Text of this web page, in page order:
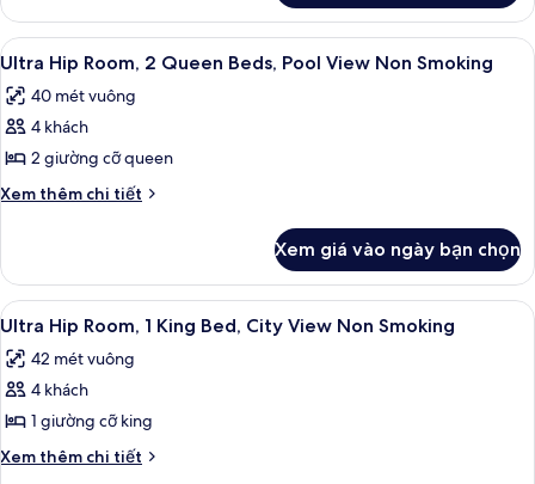
King
Bed,
Pool
View
Non
Smoking
Ultra
Hip
Room,
King
Bed,
View
Non
Smoking
Xem
tất
cả
ảnh
Ultra
Hip
Queen
Beds,
Pool
View
Non
Smoking
Bộ đồ giường cao cấp, két bảo mật
4
Ultra Hip Room, 2 Queen Beds, Pool View Non Smoking
40 mét vuông
4 khách
2 giường cỡ queen
Xem thêm chi tiết
Chi
Ultra
Hip
Room,
Queen
Beds,
View
Non
Smoking
Xem giá vào ngày bạn chọn
Xem
tất
cả
ảnh
Ultra
Hip
Ultra Hip Room, 1 King Bed, City
5
Ultra Hip Room, 1 King Bed, City View Non Smoking
42 mét vuông
4 khách
1 giường cỡ king
Xem thêm chi tiết
Chi